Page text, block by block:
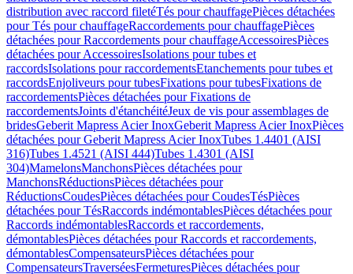
distribution avec raccord filetéTés pour chauffagePièces détachées
pour Tés pour chauffageRaccordements pour chauffagePièces
détachées pour Raccordements pour chauffageAccessoiresPièces
détachées pour AccessoiresIsolations pour tubes et
raccordsIsolations pour raccordementsEtanchements pour tubes et
raccordsEnjoliveurs pour tubesFixations pour tubesFixations de
raccordementsPièces détachées pour Fixations de
raccordementsJoints d'étanchéitéJeux de vis pour assemblages de
bridesGeberit Mapress Acier InoxGeberit Mapress Acier InoxPièces
détachées pour Geberit Mapress Acier InoxTubes 1.4401 (AISI
316)Tubes 1.4521 (AISI 444)Tubes 1.4301 (AISI
304)MamelonsManchonsPièces détachées pour
ManchonsRéductionsPièces détachées pour
RéductionsCoudesPièces détachées pour CoudesTésPièces
détachées pour TésRaccords indémontablesPièces détachées pour
Raccords indémontablesRaccords et raccordements,
démontablesPièces détachées pour Raccords et raccordements,
démontablesCompensateursPièces détachées pour
CompensateursTraverséesFermeturesPièces détachées pour